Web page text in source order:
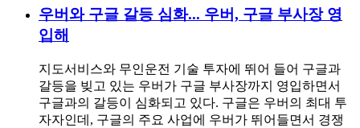
우버와 구글 갈등 심화... 우버, 구글 부사장 영
입해
지도서비스와 무인운전 기술 투자에 뛰어 들어 구글과
갈등을 빚고 있는 우버가 구글 부사장까지 영입하면서
구글과의 갈등이 심화되고 있다. 구글은 우버의 최대 투
자자인데, 구글의 주요 사업에 우버가 뛰어들면서 경쟁